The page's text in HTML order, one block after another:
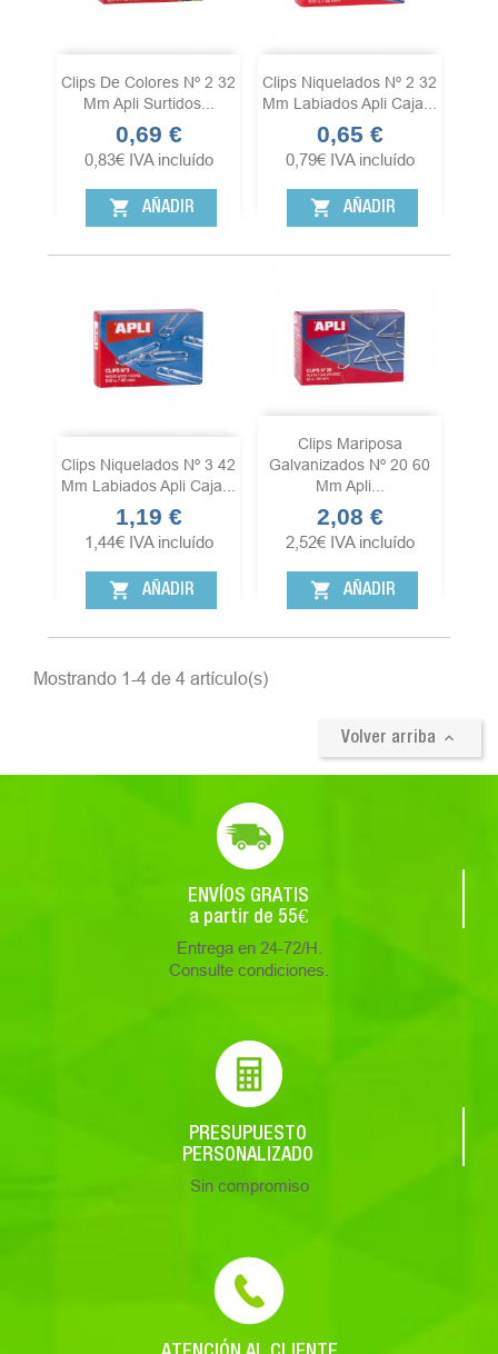
Clips De Colores Nº 2 32
Mm Apli Surtidos...
Precio
0,69 €
0,83€ IVA incluído
shopping_cart AÑADIR
Clips Niquelados Nº 2 32
Mm Labiados Apli Caja...
Precio
0,65 €
0,79€ IVA incluído
shopping_cart AÑADIR
Clips Niquelados Nº 3 42
Mm Labiados Apli Caja...
Precio
1,19 €
1,44€ IVA incluído
shopping_cart AÑADIR
Clips Mariposa
Galvanizados Nº 20 60
Mm Apli...
Precio
2,08 €
2,52€ IVA incluído
shopping_cart AÑADIR
Mostrando 1-4 de 4 artículo(s)
Volver arriba 
ENVÍOS GRATIS
a partir de 55€
Entrega en 24-72/H.
Consulte condiciones.
PRESUPUESTO
PERSONALIZADO
Sin compromiso